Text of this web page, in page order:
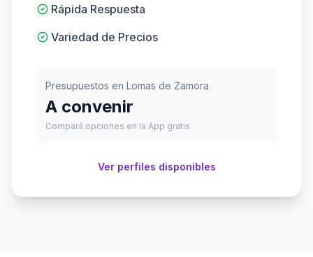
Rápida Respuesta
Variedad de Precios
Presupuestos en Lomas de Zamora
A convenir
Compará opciones en la App gratis
Ver perfiles disponibles